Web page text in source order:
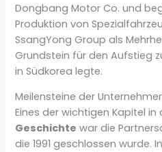
Dongbang Motor Co. und
Produktion von
SsangYong Group als
Grundstein für den Aufstieg
in Südkorea legte.
Meilensteine der
Eines der wichtigen Kapitel in
Geschichte war die
die 1991 geschlossen wurde.